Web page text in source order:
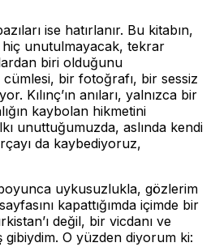
ise hatırlanır. Bu kitabın,
hiç unutulmayacak, tekrar
biri olduğunu
bir fotoğrafı, bir sessiz
Kılınç’ın anıları, yalnızca bir
kaybolan hikmetini
unuttuğumuzda, aslında kendi
da kaybediyoruz,
uykusuzlukla, gözlerim
kapattığımda içimde bir
değil, bir vicdanı ve
gibiydim. O yüzden diyorum ki: